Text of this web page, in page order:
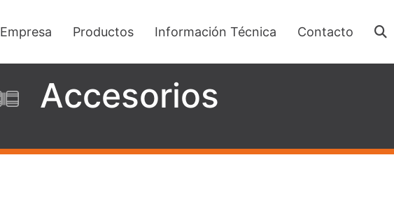
Empresa Productos Información Técnica Contacto
Accesorios